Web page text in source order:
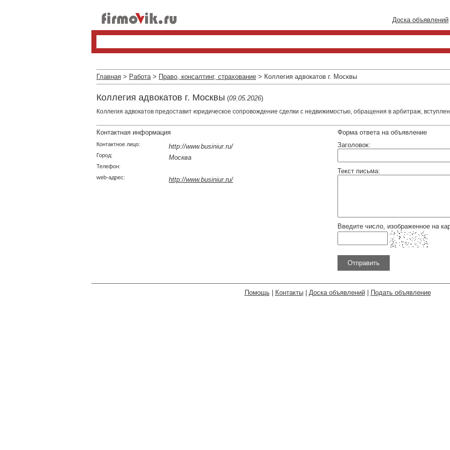
Доска объявлений
Главная > Работа> Право, консалтинг, страхование > Коллегия адвокатов г. Москвы
Коллегия адвокатов г. Москвы (09.05.2026)
Коллегия адвокатов предоставит юридическое сопровождение сделки с недвижимостью, обращения в арбитраж,
Контактная информация
Контактное лицо: http://www.businiur.ru/
Город: Москва
Телефон:
web-адрес:
http://www.businiur.ru/
Форма ответа на объявление
Заголовок:
Текст письма:
Введите число, изображенное на
Помощь| Контакты| Доска объявлений| Подать объявление